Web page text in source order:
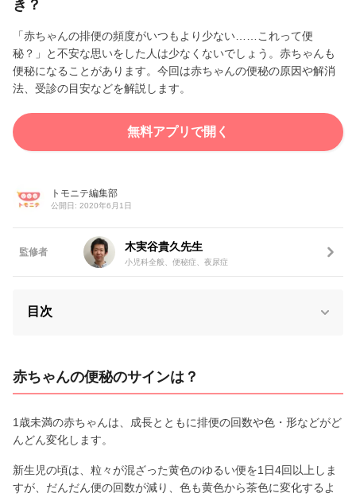
き？
「赤ちゃんの排便の頻度がいつもより少ない……これって便
秘？」と不安な思いをした人は少なくないでしょう。赤ちゃんも
便秘になることがあります。今回は赤ちゃんの便秘の原因や解消
法、受診の目安などを解説します。
無料アプリで開く
トモニテ編集部
公開日: 2020年6月1日
監修者 木実谷貴久先生
小児科全般、便秘症、夜尿症
目次
赤ちゃんの便秘のサインは？
1歳未満の赤ちゃんは、成長とともに排便の回数や色・形などがど
んどん変化します。
新生児の頃は、粒々が混ざった黄色のゆるい便を1日4回以上しま
すが、だんだん便の回数が減り、色も黄色から茶色に変化するよ